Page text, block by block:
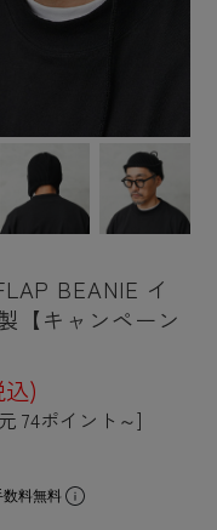
BEANIE イ
【キャンペーン
)
74ポイント～]
料無料